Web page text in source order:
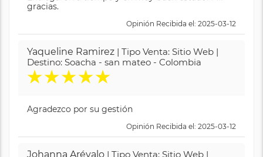
gracias.
Opinión Recibida el: 2025-03-12
Yaqueline Ramirez | Tipo Venta: Sitio Web |
Destino: Soacha - san mateo - Colombia
★★★★★
Agradezco por su gestión
Opinión Recibida el: 2025-03-12
Johanna Arévalo | Tipo Venta: Sitio Web |